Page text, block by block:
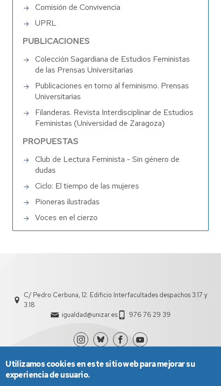
Comisión de Convivencia
UPRL
PUBLICACIONES
Colección Sagardiana de Estudios Feministas
de las Prensas Universitarias
Publicaciones en torno al feminismo. Prensas
Universitarias
Filanderas. Revista Interdisciplinar de Estudios
Feministas (Universidad de Zaragoza)
PROPUESTAS
Club de Lectura Feminista - Sin género de
dudas
Ciclo: El tiempo de las mujeres
Pioneras ilustradas
Voces en el cierzo
C/ Pedro Cerbuna, 12. Edificio Interfacultades despachos 3.17 y
3.18
igualdad@unizar.es
976 76 29 39
Utilizamos cookies en este sitio web para mejorar su
experiencia de usuario.